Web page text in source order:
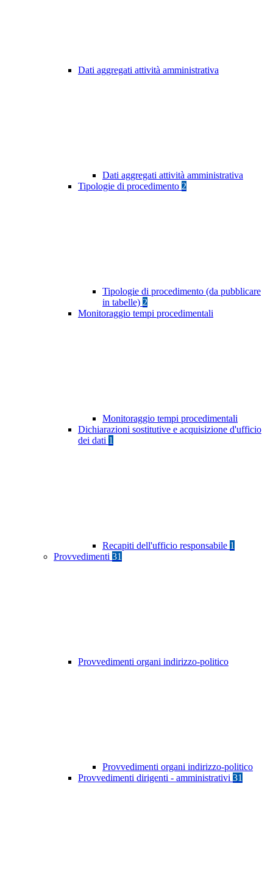
Dati aggregati attività amministrativa
Dati aggregati attività amministrativa
Tipologie di procedimento 2
Tipologie di procedimento (da pubblicare
in tabelle) 2
Monitoraggio tempi procedimentali
Monitoraggio tempi procedimentali
Dichiarazioni sostitutive e acquisizione d'ufficio
dei dati 1
Recapiti dell'ufficio responsabile 1
Provvedimenti 31
Provvedimenti organi indirizzo-politico
Provvedimenti organi indirizzo-politico
Provvedimenti dirigenti - amministrativi 31